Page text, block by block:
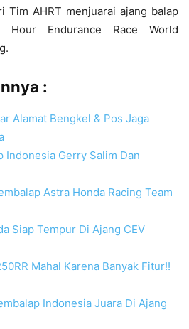
Tim AHRT menjuarai ajang balap
Hour Endurance Race World
:
Alamat Bengkel & Pos Jaga
Indonesia Gerry Salim Dan
Astra Honda Racing Team
Siap Tempur Di Ajang CEV
Mahal Karena Banyak Fitur!!
Indonesia Juara Di Ajang